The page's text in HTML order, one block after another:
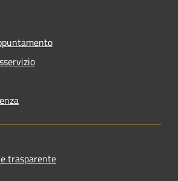
trasparente